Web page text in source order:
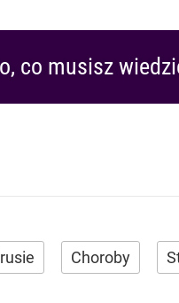
co musisz
Choroby